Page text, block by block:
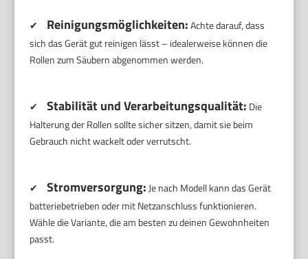
✔ Reinigungsmöglichkeiten:Achte darauf, dass
sich das Gerät gut reinigen lässt – idealerweise können die
Rollen zum Säubern abgenommen werden.
✔ Stabilität und Verarbeitungsqualität: Die
Halterung der Rollen sollte sicher sitzen, damit sie beim
Gebrauch nicht wackelt oder verrutscht.
✔ Stromversorgung: Je nach Modell kann das Gerät
batteriebetrieben oder mit Netzanschluss funktionieren.
Wähle die Variante, die am besten zu deinen Gewohnheiten
passt.